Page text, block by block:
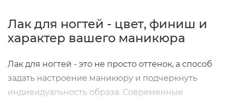
Лак для ногтей - цвет, финиш и
характер вашего маникюра
Лак для ногтей - это не просто оттенок, а способ
задать настроение маникюру и подчеркнуть
индивидуальность образа. Современные